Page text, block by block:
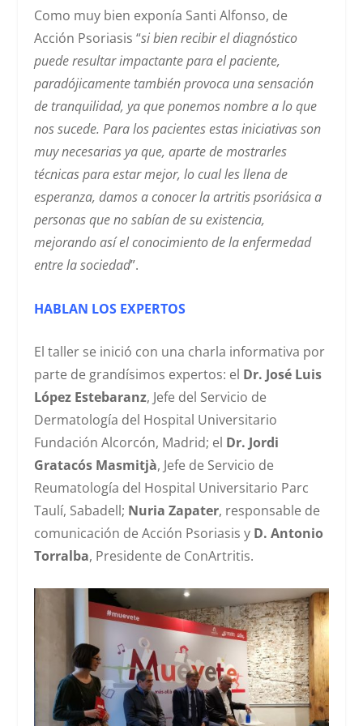
Como muy bien exponía Santi Alfonso, de
Acción Psoriasis “si bien recibir el diagnóstico
puede resultar impactante para el paciente,
paradójicamente también provoca una sensación
de tranquilidad, ya que ponemos nombre a lo que
nos sucede. Para los pacientes estas iniciativas son
muy necesarias ya que, aparte de mostrarles
técnicas para estar mejor, lo cual les llena de
esperanza, damos a conocer la artritis psoriásica a
personas que no sabían de su existencia,
mejorando así el conocimiento de la enfermedad
entre la sociedad”.
HABLAN LOS EXPERTOS
El taller se inició con una charla informativa por
parte de grandísimos expertos: el Dr. José Luis
López Estebaranz, Jefe del Servicio de
Dermatología del Hospital Universitario
Fundación Alcorcón, Madrid; el Dr. Jordi
Gratacós Masmitjà, Jefe de Servicio de
Reumatología del Hospital Universitario Parc
Taulí, Sabadell; Nuria Zapater, responsable de
comunicación de Acción Psoriasis y D. Antonio
Torralba, Presidente de ConArtritis.